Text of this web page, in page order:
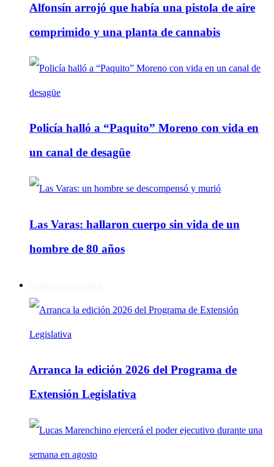
Alfonsín arrojó que había una pistola de aire
comprimido y una planta de cannabis
Policía halló a “Paquito” Moreno con vida en
un canal de desagüe
Las Varas: hallaron cuerpo sin vida de un
hombre de 80 años
Arranca la edición 2026 del Programa de
Extensión Legislativa